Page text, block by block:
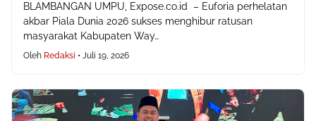
BLAMBANGAN UMPU, Expose.co.id – Euforia perhelatan
akbar Piala Dunia 2026 sukses menghibur ratusan
masyarakat Kabupaten Way…
Oleh Redaksi • Juli 19, 2026